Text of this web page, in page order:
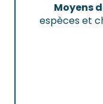
Moyens
espèces et